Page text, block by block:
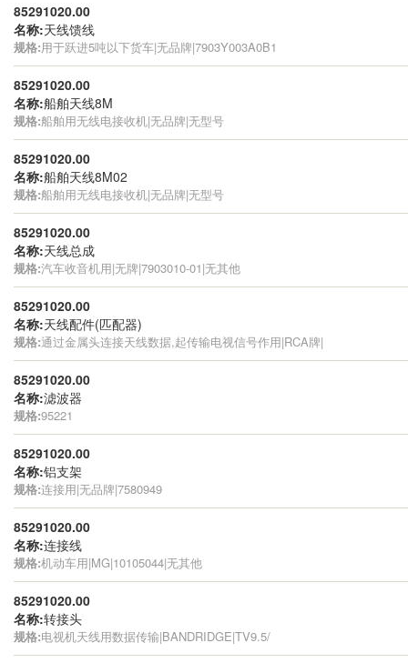
85291020.00
名称:天线馈线
规格:用于跃进5吨以下货车|无品牌|7903Y003A0B1
85291020.00
名称:船舶天线8M
规格:船舶用无线电接收机|无品牌|无型号
85291020.00
名称:船舶天线8M02
规格:船舶用无线电接收机|无品牌|无型号
85291020.00
名称:天线总成
规格:汽车收音机用|无牌|7903010-01|无其他
85291020.00
名称:天线配件(匹配器)
规格:通过金属头连接天线数据,起传输电视信号作用|RCA牌|
85291020.00
名称:滤波器
规格:95221
85291020.00
名称:铝支架
规格:连接用|无品牌|7580949
85291020.00
名称:连接线
规格:机动车用|MG|10105044|无其他
85291020.00
名称:转接头
规格:电视机天线用数据传输|BANDRIDGE|TV9.5/